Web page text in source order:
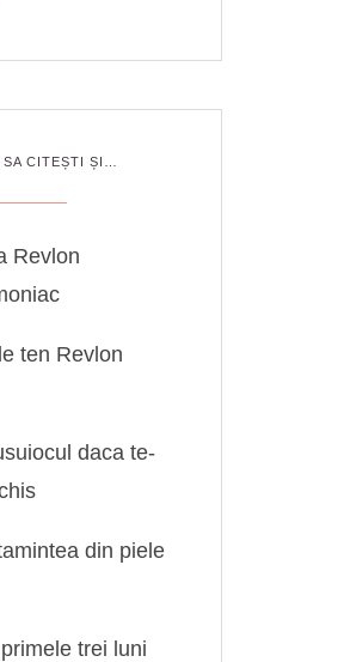
CITEȘTI ȘI…
Revlon
ten Revlon
daca te-
din piele
trei luni